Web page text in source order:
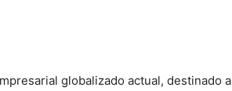
globalizado actual, destinado a